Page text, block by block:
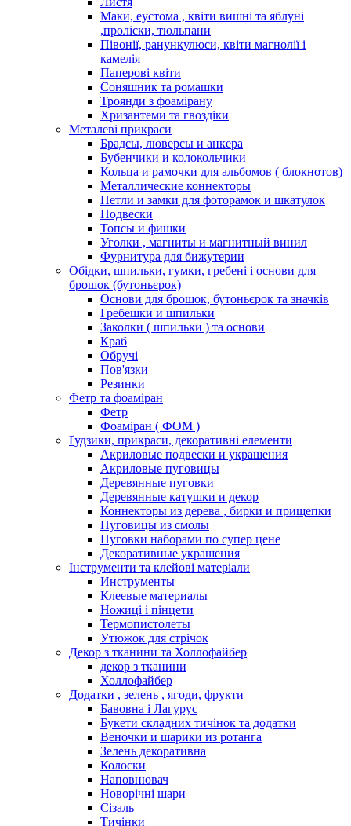
Маки, еустома , квіти вишні та яблуні
,проліски, тюльпани
Півонії, ранункулюси, квіти магнолії і
камелія
Паперові квіти
Соняшник та ромашки
Троянди з фоамірану
Хризантеми та гвоздіки
Металеві прикраси
Брадсы, люверсы и анкера
Бубенчики и колокольчики
Кольца и рамочки для альбомов ( блокнотов)
Металлические коннекторы
Петли и замки для фоторамок и шкатулок
Подвески
Топсы и фишки
Уголки , магниты и магнитный винил
Фурнитура для бижутерии
Обідки, шпильки, гумки, гребені і основи для
брошок (бутоньєрок)
Основи для брошок, бутоньєрок та значків
Гребешки и шпильки
Заколки ( шпильки ) та основи
Краб
Обручі
Пов'язки
Резинки
Фетр та фоаміран
Фетр
Фоаміран ( ФОМ )
Ґудзики, прикраси, декоративні елементи
Акриловые подвески и украшения
Акриловые пуговицы
Деревянные пуговки
Деревянные катушки и декор
Коннекторы из дерева , бирки и прищепки
Пуговицы из смолы
Пуговки наборами по супер цене
Декоративные украшения
Інструменти та клейові матеріали
Инструменты
Клеевые материалы
Ножиці і пінцети
Термопистолеты
Утюжок для стрічок
Декор з тканини та Холлофайбер
декор з тканини
Холлофайбер
Додатки , зелень , ягоди, фрукти
Бавовна і Лагурус
Букети складних тичінок та додатки
Веночки и шарики из ротанга
Зелень декоративна
Колоски
Наповнювач
Новорічні шари
Сізаль
Тичінки